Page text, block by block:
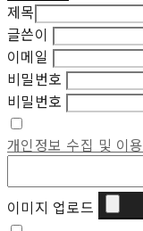
제목
글쓴이
이메일
비밀번호
비밀번호
개인정보 수집 및 이용
이미지 업로드